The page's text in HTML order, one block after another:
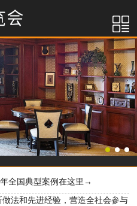
全国典型案例在这里→
法和先进经验，营造全社会参与